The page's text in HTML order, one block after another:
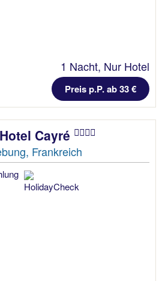
1 Nacht, Nur Hotel
Preis p.P. ab 33 €
Cayré
Frankreich